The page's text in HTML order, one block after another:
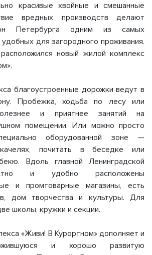
красивые хвойные и смешанные
вредных производств делают
Петербурга одним из самых
для загородного проживания.
новый жилой комплекс
благоустроенные дорожки ведут в
Пробежка, ходьба по лесу или
и приятнее занятий на
помещении. Или можно просто
оборудованной зоне —
почитать в беседке или
Вдоль главной Ленинградской
и удобно расположены
и промтоварные магазины, есть
дом творчества и культуры. Для
школы, кружки и секции.
«Живи! В Курортном» дополняет и
и хорошо развитую